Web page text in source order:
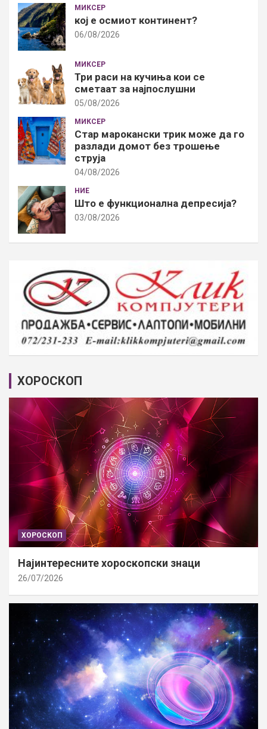
МИКСЕР
кој е осмиот континент?
06/08/2026
МИКСЕР
Три раси на кучиња кои се
сметаат за најпослушни
05/08/2026
МИКСЕР
Стар марокански трик може да го
разлади домот без трошење
струја
04/08/2026
НИЕ
Што е функционална депресија?
03/08/2026
ХОРОСКОП
ХОРОСКОП
Најинтересните хороскопски знаци
26/07/2026